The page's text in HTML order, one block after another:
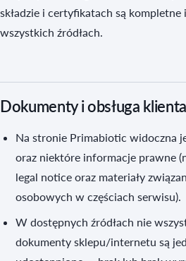
składzie i certyfikatach są kompletne
wszystkich źródłach.
Dokumenty i obsługa klienta
Na stronie Primabiotic widoczna
oraz niektóre informacje prawne
legal notice oraz materiały
osobowych w częściach serwisu).
W dostępnych źródłach nie
dokumenty sklepu/internetu są